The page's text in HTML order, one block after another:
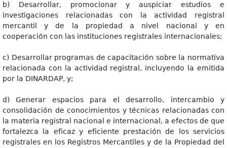
b) Desarrollar, promocionar y auspiciar estudios e
investigaciones relacionadas con la actividad registral
mercantil y de la propiedad a nivel nacional y en
cooperación con las instituciones registrales internacionales;
c) Desarrollar programas de capacitación sobre la normativa
relacionada con la actividad registral, incluyendo la emitida
por la DINARDAP, y;
d) Generar espacios para el desarrollo, intercambio y
consolidación de conocimientos y técnicas relacionadas con
la materia registral nacional e internacional, a efectos de que
fortalezca la eficaz y eficiente prestación de los servicios
registrales en los Registros Mercantiles y de la Propiedad del